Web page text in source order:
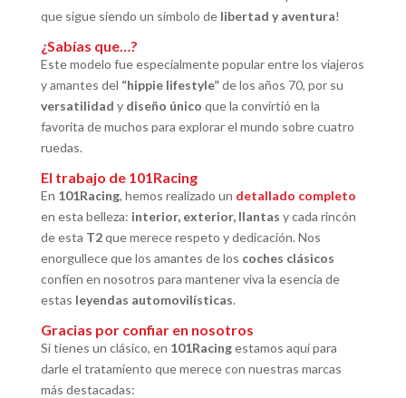
que sigue siendo un símbolo de libertad y aventura!
¿Sabías que…?
Este modelo fue especialmente popular entre los viajeros
y amantes del “hippie lifestyle”de los años 70, por su
versatilidad y diseño único que la convirtió en la
favorita de muchos para explorar el mundo sobre cuatro
ruedas.
El trabajo de 101Racing
En 101Racing, hemos realizado un detallado completo
en esta belleza: interior, exterior, llantas y cada rincón
de esta T2que merece respeto y dedicación. Nos
enorgullece que los amantes de los coches clásicos
confíen en nosotros para mantener viva la esencia de
estas leyendas automovilísticas.
Gracias por confiar en nosotros
Si tienes un clásico, en 101Racingestamos aquí para
darle el tratamiento que merece con nuestras marcas
más destacadas: